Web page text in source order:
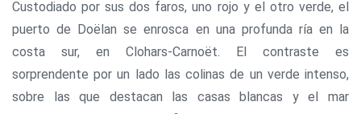
Custodiado por sus dos faros, uno rojo y el otro verde, el
puerto de Doëlan se enrosca en una profunda ría en la
costa sur, en Clohars-Carnoët. El contraste es
sorprendente por un lado las colinas de un verde intenso,
sobre las que destacan las casas blancas y el mar